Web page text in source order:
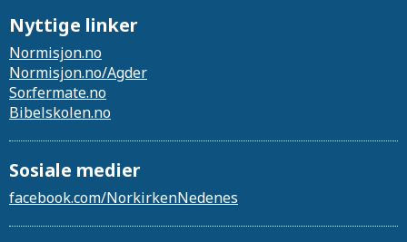
Nyttige linker
Normisjon.no
Normisjon.no/Agder
Sor.fermate.no
Bibelskolen.no
Sosiale medier
facebook.com/NorkirkenNedenes